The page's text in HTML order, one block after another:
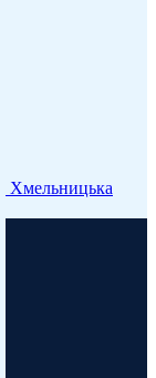
Хмельницька